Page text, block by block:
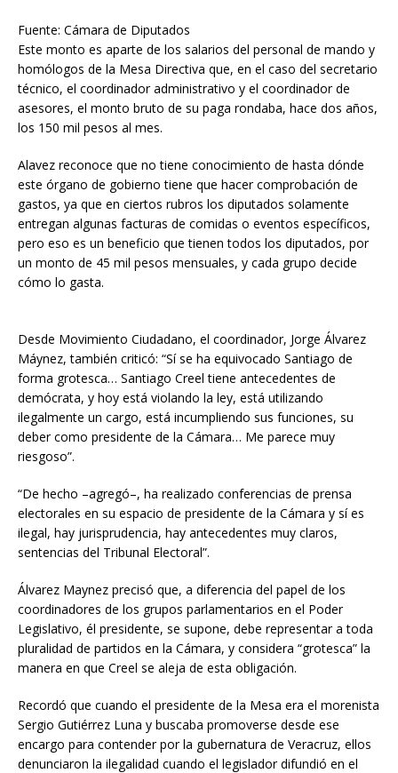
Fuente: Cámara de Diputados
Este monto es aparte de los salarios del personal de mando y
homólogos de la Mesa Directiva que, en el caso del secretario
técnico, el coordinador administrativo y el coordinador de
asesores, el monto bruto de su paga rondaba, hace dos años,
los 150 mil pesos al mes.
Alavez reconoce que no tiene conocimiento de hasta dónde
este órgano de gobierno tiene que hacer comprobación de
gastos, ya que en ciertos rubros los diputados solamente
entregan algunas facturas de comidas o eventos específicos,
pero eso es un beneficio que tienen todos los diputados, por
un monto de 45 mil pesos mensuales, y cada grupo decide
cómo lo gasta.
Desde Movimiento Ciudadano, el coordinador, Jorge Álvarez
Máynez, también criticó: “Sí se ha equivocado Santiago de
forma grotesca… Santiago Creel tiene antecedentes de
demócrata, y hoy está violando la ley, está utilizando
ilegalmente un cargo, está incumpliendo sus funciones, su
deber como presidente de la Cámara… Me parece muy
riesgoso”.
“De hecho –agregó–, ha realizado conferencias de prensa
electorales en su espacio de presidente de la Cámara y sí es
ilegal, hay jurisprudencia, hay antecedentes muy claros,
sentencias del Tribunal Electoral”.
Álvarez Maynez precisó que, a diferencia del papel de los
coordinadores de los grupos parlamentarios en el Poder
Legislativo, él presidente, se supone, debe representar a toda
pluralidad de partidos en la Cámara, y considera “grotesca” la
manera en que Creel se aleja de esta obligación.
Recordó que cuando el presidente de la Mesa era el morenista
Sergio Gutiérrez Luna y buscaba promoverse desde ese
encargo para contender por la gubernatura de Veracruz, ellos
denunciaron la ilegalidad cuando el legislador difundió en el